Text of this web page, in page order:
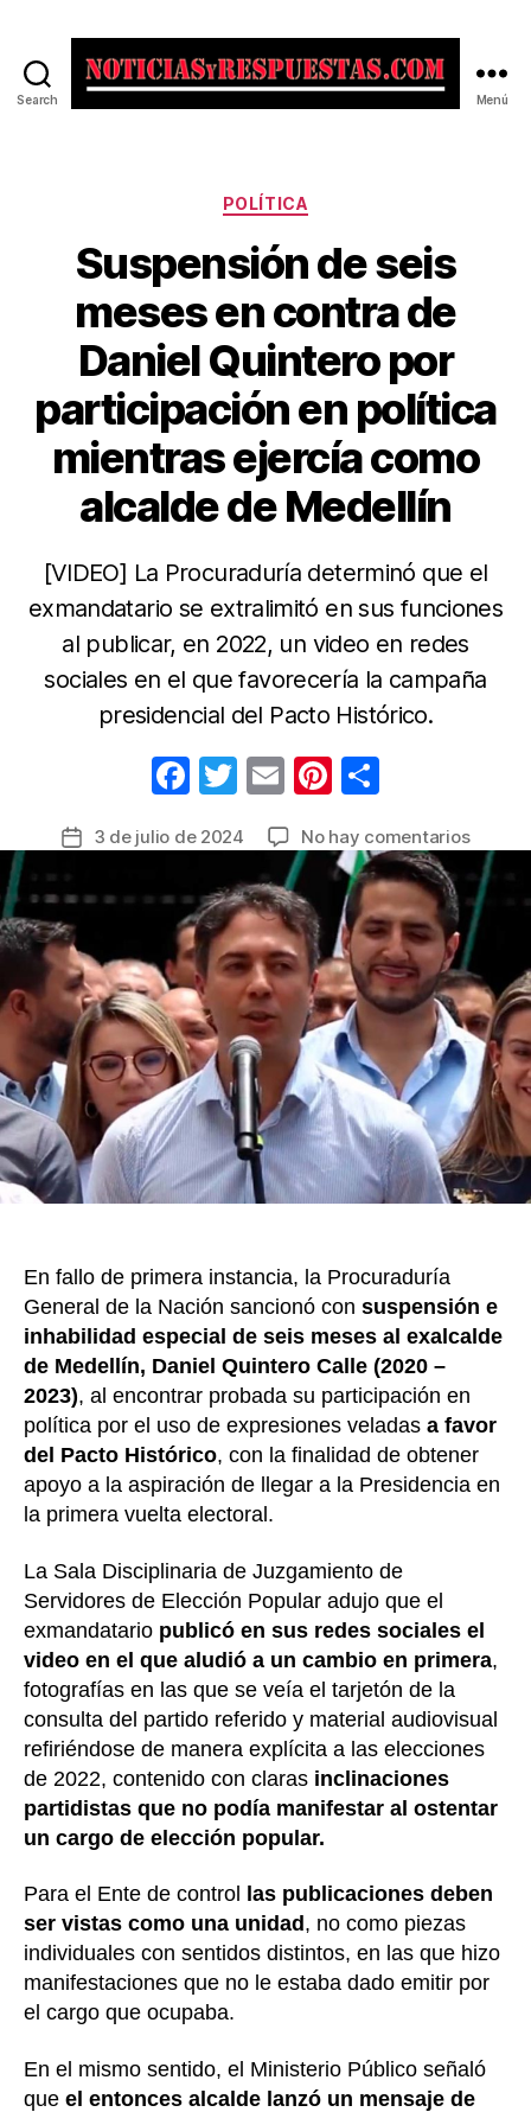
Search Menú
Categorías
POLÍTICA
Suspensión de seis
meses en contra de
Daniel Quintero por
participación en política
mientras ejercía como
alcalde de Medellín
[VIDEO] La Procuraduría determinó que el
exmandatario se extralimitó en sus funciones
al publicar, en 2022, un video en redes
sociales en el que favorecería la campaña
presidencial del Pacto Histórico.
F
c
e
b
o
o
k
T
itt
er
E
ail
Pi
er
e
st
m
p
ar
tir
Fecha
la
3 de julio de 2024 No hay comentariosen
de
seis
meses
en
contra
de
Daniel
por
en
política
de
En fallo de primera instancia, la Procuraduría
General de la Nación sancionó con suspensión e
inhabilidad especial de seis meses al exalcalde
de Medellín, Daniel Quintero Calle (2020 –
2023), al encontrar probada su participación en
política por el uso de expresiones veladas a favor
del Pacto Histórico, con la finalidad de obtener
apoyo a la aspiración de llegar a la Presidencia en
la primera vuelta electoral.
La Sala Disciplinaria de Juzgamiento de
Servidores de Elección Popular adujo que el
exmandatario publicó en sus redes sociales el
video en el que aludió a un cambio en primera,
fotografías en las que se veía el tarjetón de la
consulta del partido referido y material audiovisual
refiriéndose de manera explícita a las elecciones
de 2022, contenido con claras inclinaciones
partidistas que no podía manifestar al ostentar
un cargo de elección popular.
Para el Ente de control
las publicaciones deben
ser vistas como una unidad , no como piezas
individuales con sentidos distintos, en las que hizo
manifestaciones que no le estaba dado emitir por
el cargo que ocupaba.
En el mismo sentido, el Ministerio Público señaló
que el entonces alcalde lanzó un mensaje de